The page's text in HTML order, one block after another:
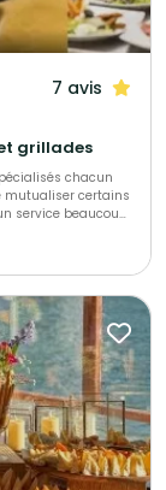
7 avis
grillades
chacun
service beaucoup
(consulter
- Les achats de
optimisés sur
nos charges
large avec un
avec grâce à
l’événementiel,
comme : Un
de service,
etc… - Et
…des tarifs